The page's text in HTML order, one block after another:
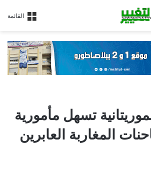
القائمة
تسهل مأمورية
المغاربة العابرين